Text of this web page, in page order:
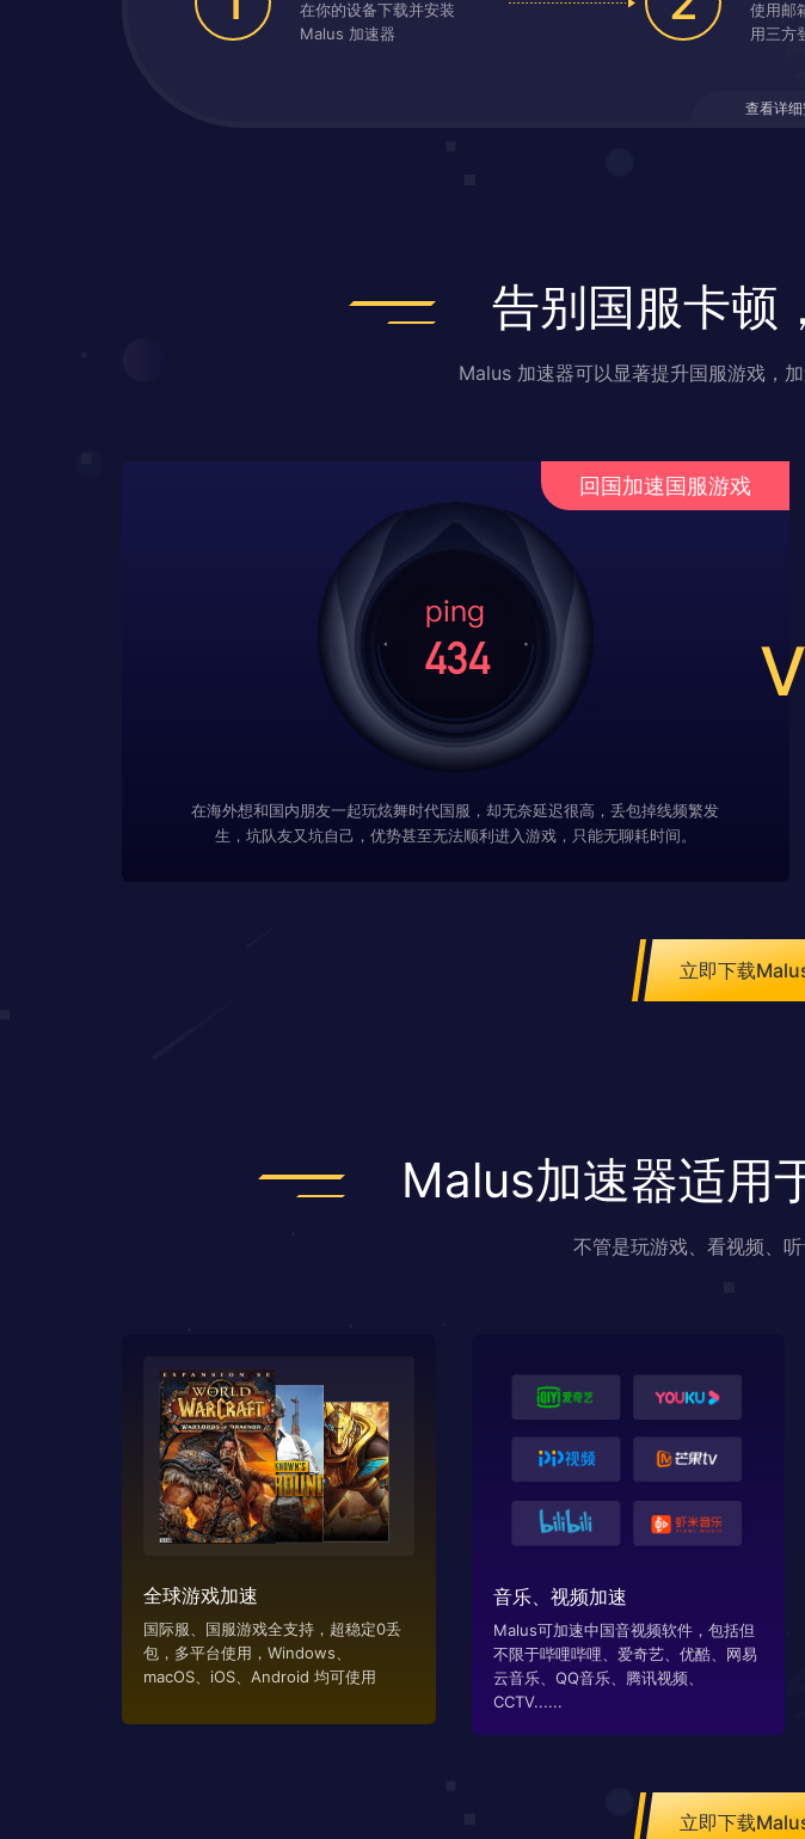
在你的设备下载并安装
Malus 加速器
使用邮
用三方
查看详
告别国服卡顿
Malus 加速器可以显著提升国服游戏，
回国加速国服游戏
在海外想和国内朋友一起玩炫舞时代国服，却无奈延迟很高，丢包掉线频繁发
生，坑队友又坑自己，优势甚至无法顺利进入游戏，只能无聊耗时间。
立即下载
Malus加速器适用
不管是玩游戏、看视频、
全球游戏加速
国际服、国服游戏全支持，超稳定0丢
包，多平台使用，Windows、
macOS、iOS、Android 均可使用
音乐、视频加速
Malus可加速中国音视频软件，包括但
不限于哔哩哔哩、爱奇艺、优酷、网易
云音乐、QQ音乐、腾讯视频、
CCTV......
立即下载